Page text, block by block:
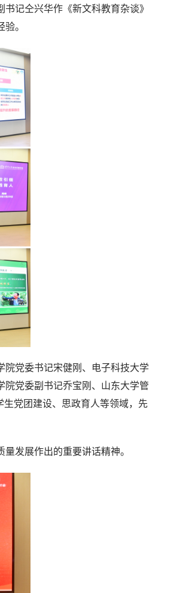
记仝兴华作《新文科教育杂谈》
。
院党委书记宋健刚、电子科技大学
党委副书记乔宝刚、山东大学管
党团建设、思政育人等领域，先
发展作出的重要讲话精神。